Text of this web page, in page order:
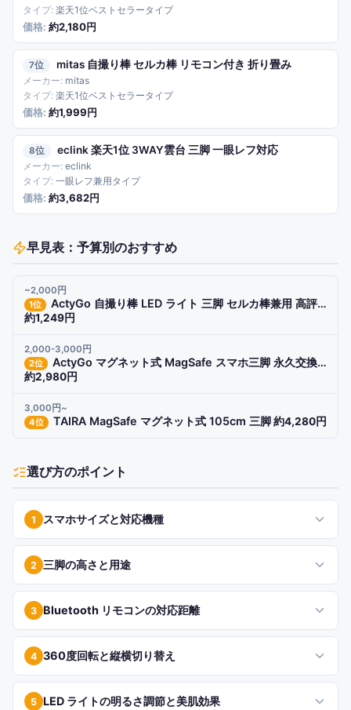
楽天1位ベストセラータイプ
約2,180円
7 mitas 自撮り棒 セルカ棒 リモコン付き 折り畳み
mitas
楽天1位ベストセラータイプ
約1,999円
8 eclink 楽天1位 3WAY雲台 三脚 一眼レフ対応
eclink
一眼レフ兼用タイプ
約3,682円
早見表：予算別のおすすめ
~2,000円
1位 ActyGo 自撮り棒 LED ライト 三脚 セルカ棒兼用 高評価4.55
約1,249円
2,000-3,000円
2位 ActyGo マグネット式 MagSafe スマホ三脚 永久交換保証
約2,980円
3,000円~
4位 TAIRA MagSafe マグネット式 105cm 三脚約4,280円
選び方のポイント
1 スマホサイズと対応機種
2 三脚の高さと用途
3 Bluetooth リモコンの対応距離
4 360度回転と縦横切り替え
5 LED ライトの明るさ調節と美肌効果